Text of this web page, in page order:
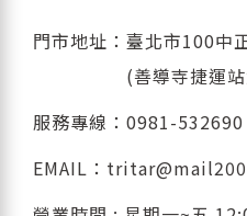
門市地址：臺北市100中
(善導寺捷運
服務專線： 0981-532690
EMAIL：